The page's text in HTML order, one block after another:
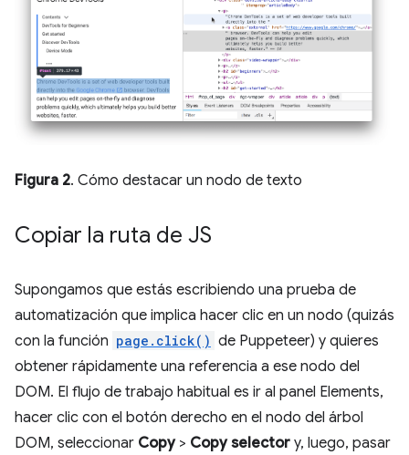
Figura 2. Cómo destacar un nodo de texto
Copiar la ruta de JS
Supongamos que estás escribiendo una prueba de
automatización que implica hacer clic en un nodo (quizás
con la función page.click() de Puppeteer) y quieres
obtener rápidamente una referencia a ese nodo del
DOM. El flujo de trabajo habitual es ir al panel Elements,
hacer clic con el botón derecho en el nodo del árbol
DOM, seleccionar Copy> Copy selector y, luego, pasar